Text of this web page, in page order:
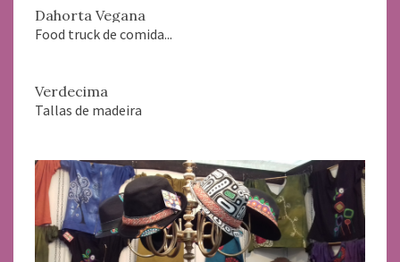
Dahorta Vegana
Food truck de comida...
Verdecima
Tallas de madeira